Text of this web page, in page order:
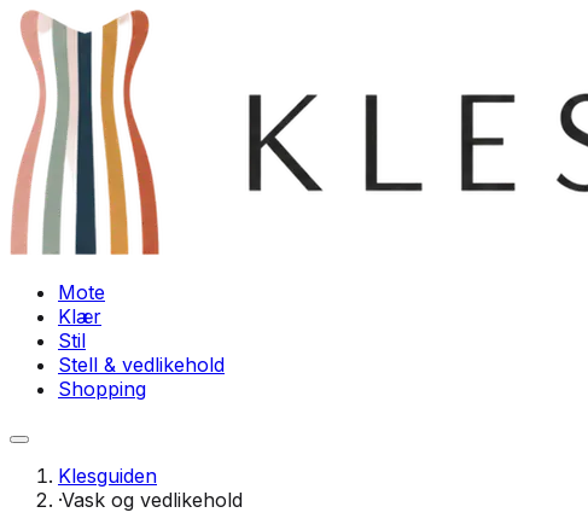
Mote
Klær
Stil
Stell & vedlikehold
Shopping
Klesguiden
·Vask og vedlikehold